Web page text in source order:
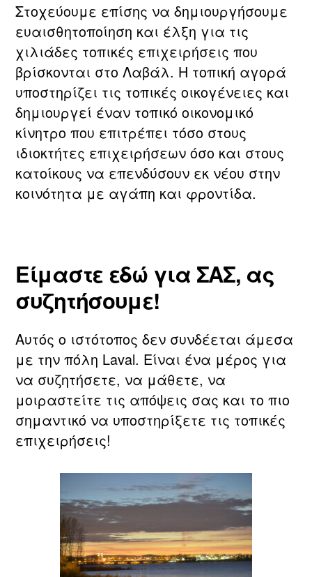
Στοχεύουμε επίσης να δημιουργήσουμε
ευαισθητοποίηση και έλξη για τις
χιλιάδες τοπικές επιχειρήσεις που
βρίσκονται στο Λαβάλ. Η τοπική αγορά
υποστηρίζει τις τοπικές οικογένειες και
δημιουργεί έναν τοπικό οικονομικό
κίνητρο που επιτρέπει τόσο στους
ιδιοκτήτες επιχειρήσεων όσο και στους
κατοίκους να επενδύσουν εκ νέου στην
κοινότητα με αγάπη και φροντίδα.
Είμαστε εδώ για ΣΑΣ, ας
συζητήσουμε!
Αυτός ο ιστότοπος δεν συνδέεται άμεσα
με την πόλη Laval. Είναι ένα μέρος για
να συζητήσετε, να μάθετε, να
μοιραστείτε τις απόψεις σας και το πιο
σημαντικό να υποστηρίξετε τις τοπικές
επιχειρήσεις!